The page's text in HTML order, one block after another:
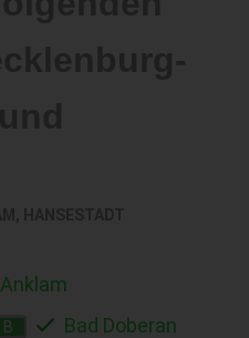
Anklam
B
Bad Doberan